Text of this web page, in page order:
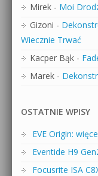
Mirek - Moi
Gizoni -
Wiecznie Trwać
Kacper Bąk -
Marek -
OSTATNIE WPISY
EVE Origin:
Eventide H9
Focusrite ISA